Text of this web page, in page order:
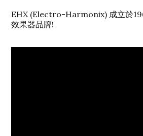
EHX (Electro-Harmonix) 成立於
效果器品牌!